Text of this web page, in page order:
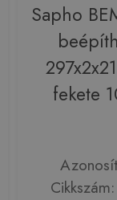
Sapho
fekete